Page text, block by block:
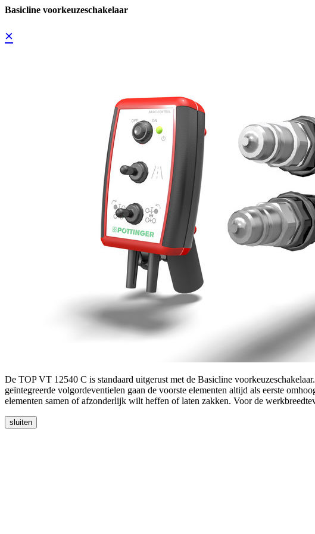
Basicline voorkeuzeschakelaar
×
De TOP VT 12540 C is standaard uitgerust met de Basicline
geïntegreerde volgordeventielen gaan de voorste elementen altijd als eerste
elementen samen of afzonderlijk wilt heffen of laten zakken. Voor de
sluiten